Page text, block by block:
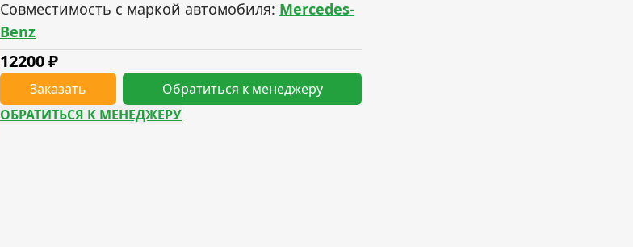
Совместимость с маркой автомобиля: Mercedes-
Benz
12200₽
Заказать
Обратиться к менеджеру
ОБРАТИТЬСЯ К МЕНЕДЖЕРУ